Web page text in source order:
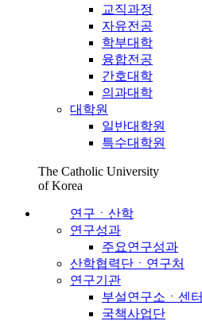
교직과정
자유전공
학부대학
융합전공
간호대학
의과대학
대학원
일반대학원
특수대학원
The Catholic University
of Korea
연구ㆍ산학
연구성과
주요연구성과
산학협력단ㆍ연구처
연구기관
부설연구소ㆍ센터
국책사업단